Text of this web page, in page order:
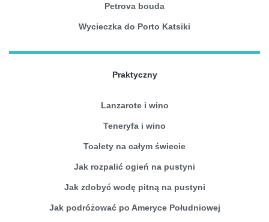
Petrova bouda
Wycieczka do Porto Katsiki
Praktyczny
Lanzarote i wino
Teneryfa i wino
Toalety na całym świecie
Jak rozpalić ogień na pustyni
Jak zdobyć wodę pitną na pustyni
Jak podróżować po Ameryce Południowej